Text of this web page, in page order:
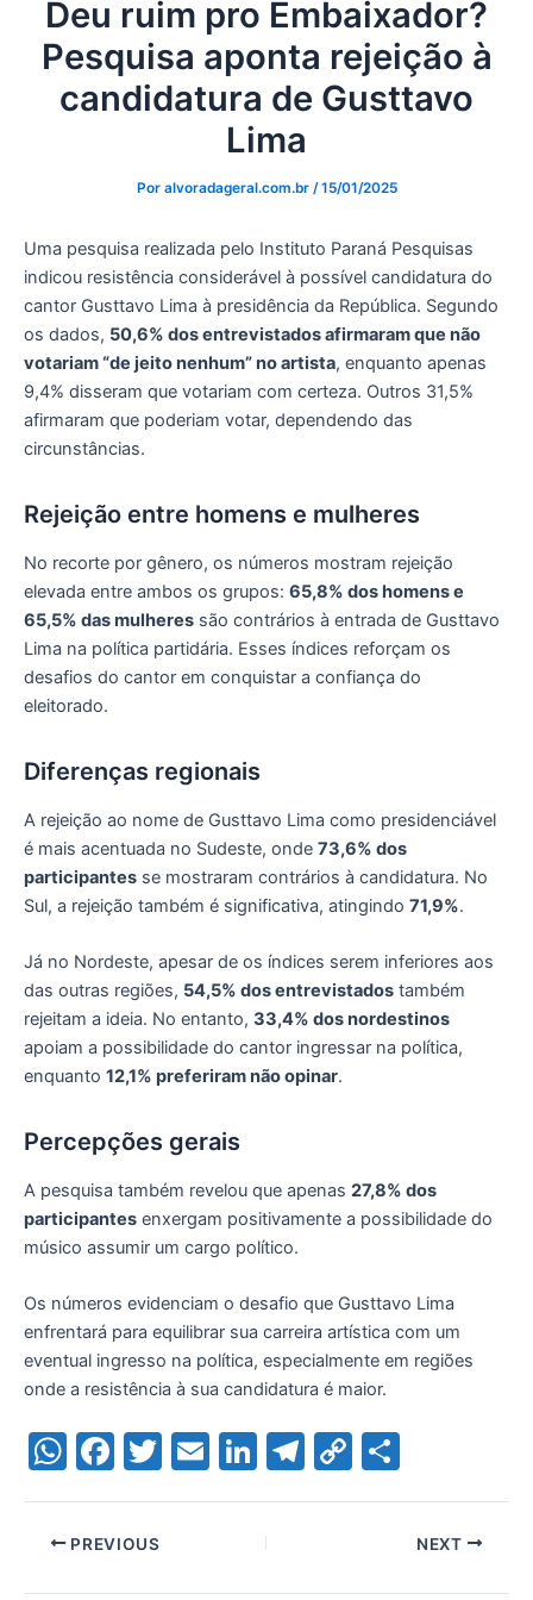
Deu ruim pro Embaixador?
Pesquisa aponta rejeição à
candidatura de Gusttavo
Lima
Por alvoradageral.com.br /15/01/2025
Uma pesquisa realizada pelo Instituto Paraná Pesquisas
indicou resistência considerável à possível candidatura do
cantor Gusttavo Lima à presidência da República. Segundo
os dados, 50,6% dos entrevistados afirmaram que não
votariam “de jeito nenhum” no artista, enquanto apenas
9,4% disseram que votariam com certeza. Outros 31,5%
afirmaram que poderiam votar, dependendo das
circunstâncias.
Rejeição entre homens e mulheres
No recorte por gênero, os números mostram rejeição
elevada entre ambos os grupos: 65,8% dos homens e
65,5% das mulheres são contrários à entrada de Gusttavo
Lima na política partidária. Esses índices reforçam os
desafios do cantor em conquistar a confiança do
eleitorado.
Diferenças regionais
A rejeição ao nome de Gusttavo Lima como presidenciável
é mais acentuada no Sudeste, onde 73,6% dos
participantes se mostraram contrários à candidatura. No
Sul, a rejeição também é significativa, atingindo 71,9%.
Já no Nordeste, apesar de os índices serem inferiores aos
das outras regiões, 54,5% dos entrevistados também
rejeitam a ideia. No entanto, 33,4% dos nordestinos
apoiam a possibilidade do cantor ingressar na política,
enquanto 12,1% preferiram não opinar.
Percepções gerais
A pesquisa também revelou que apenas 27,8% dos
participantes enxergam positivamente a possibilidade do
músico assumir um cargo político.
Os números evidenciam o desafio que Gusttavo Lima
enfrentará para equilibrar sua carreira artística com um
eventual ingresso na política, especialmente em regiões
onde a resistência à sua candidatura é maior.
W
at
s
F
c
e
T
E
Li
k
e
T
C
ar
e
PREVIOUS NEXT